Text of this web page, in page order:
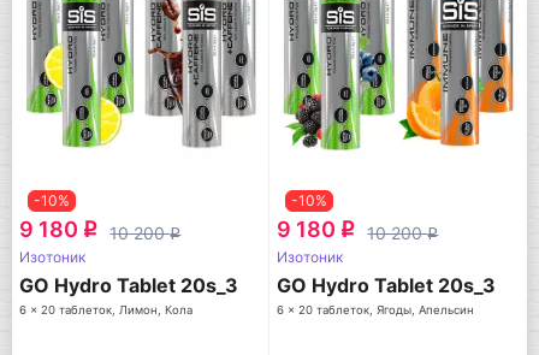
-10%
9 180 q 10 200q
Изотоник
GO Hydro Tablet 20s_3
6 x 20 таблеток, Лимон, Кола
-10%
9 180 q 10 200q
Изотоник
GO Hydro Tablet 20s_3
6 x 20 таблеток, Ягоды, Апельсин